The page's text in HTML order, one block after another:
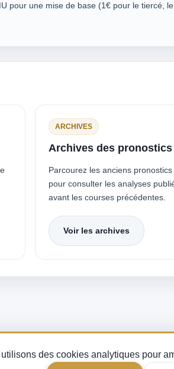
pour une mise de base (1€ pour le tiercé,
ARCHIVES
Archives des pronostics
Parcourez les anciens
pour consulter les analyses
avant les courses précédentes.
Voir les archives
du jour, analyse des partants et indice de
courses PMU.
utilisons des cookies analytiques pour